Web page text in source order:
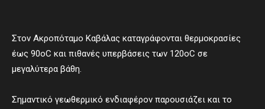
Στον Ακροπόταμο Καβάλας καταγράφονται θερμοκρασίες
έως 90οC και πιθανές υπερβάσεις των 120οC σε
μεγαλύτερα βάθη.
Σημαντικό γεωθερμικό ενδιαφέρον παρουσιάζει και το